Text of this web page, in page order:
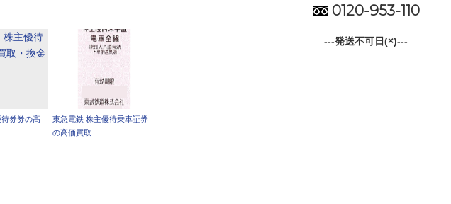
券券の高
東急電鉄 株主優待乗車証券
の高価買取
0120-953-110
---発送不可日(×)---